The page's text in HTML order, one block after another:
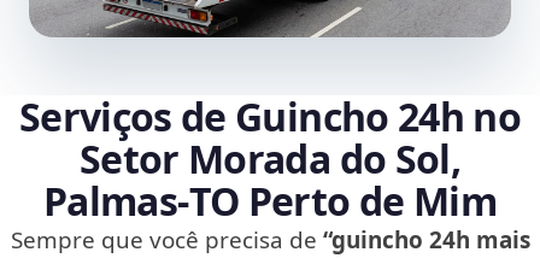
Serviços de Guincho 24h no
Setor Morada do Sol,
Palmas‑TO Perto de Mim
Sempre que você precisa de “guincho 24h mais